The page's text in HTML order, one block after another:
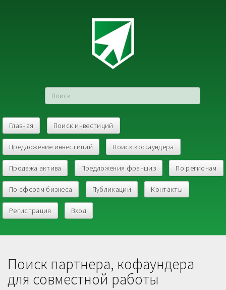
Главная Поиск инвестиций
Предложение инвестиций Поиск кофаундера
Продажа актива Предложения франшиз По регионам
По сферам бизнеса Публикации Контакты
Регистрация Вход
Поиск партнера, кофаундера
для совместной работы